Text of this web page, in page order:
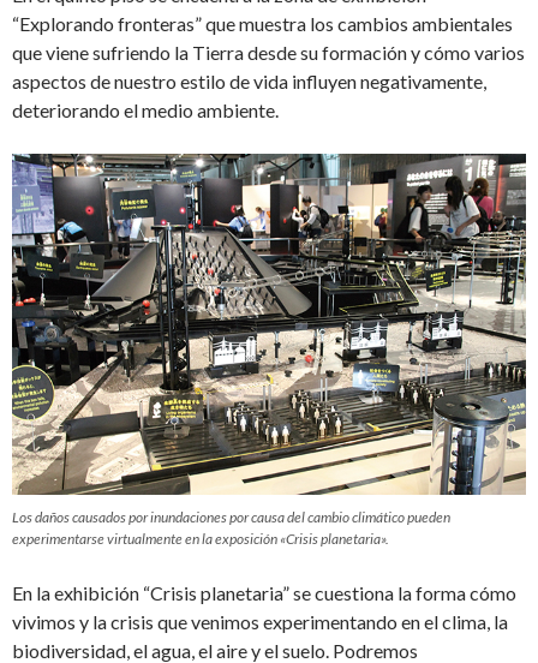
“Explorando fronteras” que muestra los cambios ambientales
que viene sufriendo la Tierra desde su formación y cómo varios
aspectos de nuestro estilo de vida influyen negativamente,
deteriorando el medio ambiente.
Los daños causados por inundaciones por causa del cambio climático pueden
experimentarse virtualmente en la exposición «Crisis planetaria».
En la exhibición “Crisis planetaria” se cuestiona la forma cómo
vivimos y la crisis que venimos experimentando en el clima, la
biodiversidad, el agua, el aire y el suelo. Podremos